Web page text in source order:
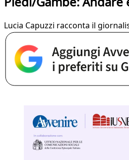
Lucia Capuzzi racconta il